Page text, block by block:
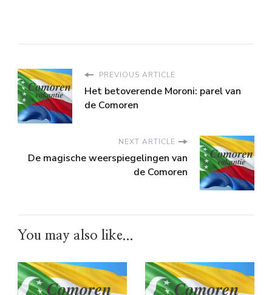
PREVIOUS ARTICLE
Het betoverende Moroni: parel van
de Comoren
NEXT ARTICLE
De magische weerspiegelingen van
de Comoren
You may also like...